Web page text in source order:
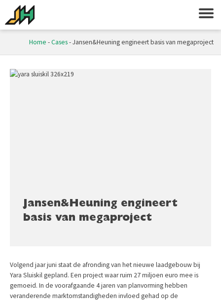
Home -Cases-Jansen&Heuning engineert basis van megaproject
Jansen&Heuning engineert
basis van megaproject
Volgend jaar juni staat de afronding van het nieuwe laadgebouw bij
Yara Sluiskil gepland. Een project waar ruim 27 miljoen euro mee is
gemoeid. In de voorafgaande 4 jaren van planvorming hebben
veranderende marktomstandigheden invloed gehad op de